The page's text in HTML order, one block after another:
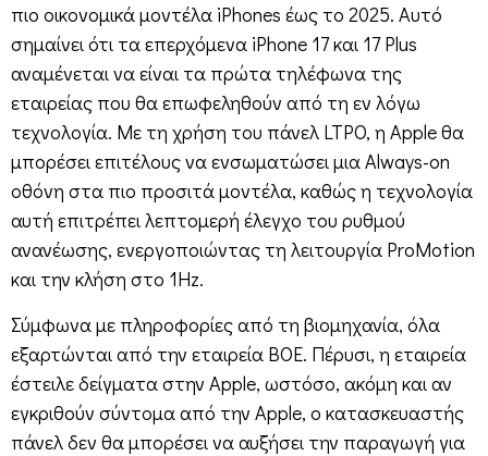
πιο οικονομικά μοντέλα iPhones έως το 2025. Αυτό
σημαίνει ότι τα επερχόμενα iPhone 17 και 17 Plus
αναμένεται να είναι τα πρώτα τηλέφωνα της
εταιρείας που θα επωφεληθούν από τη εν λόγω
τεχνολογία. Με τη χρήση του πάνελ LTPO, η Apple θα
μπορέσει επιτέλους να ενσωματώσει μια Always-on
οθόνη στα πιο προσιτά μοντέλα, καθώς η τεχνολογία
αυτή επιτρέπει λεπτομερή έλεγχο του ρυθμού
ανανέωσης, ενεργοποιώντας τη λειτουργία ProMotion
και την κλήση στο 1Hz.
Σύμφωνα με πληροφορίες από τη βιομηχανία, όλα
εξαρτώνται από την εταιρεία BOE. Πέρυσι, η εταιρεία
έστειλε δείγματα στην Apple, ωστόσο, ακόμη και αν
εγκριθούν σύντομα από την Apple, ο κατασκευαστής
πάνελ δεν θα μπορέσει να αυξήσει την παραγωγή για